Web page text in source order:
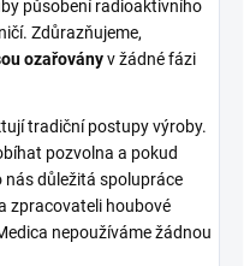
působení radioaktivního
Zdůrazňujeme,
ozařoványv žádné fázi
tradiční postupy výroby.
pozvolna a pokud
nás důležitá spolupráce
zpracovateli houbové
nepoužíváme žádnou